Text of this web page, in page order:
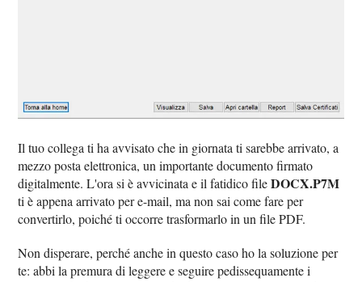
Il tuo collega ti ha avvisato che in giornata ti sarebbe arrivato, a
mezzo posta elettronica, un importante documento firmato
digitalmente. L'ora si è avvicinata e il fatidico fileDOCX.P7M
ti è appena arrivato per e-mail, ma non sai come fare per
convertirlo, poiché ti occorre trasformarlo in un file PDF.
Non disperare, perché anche in questo caso ho la soluzione per
te: abbi la premura di leggere e seguire pedissequamente i